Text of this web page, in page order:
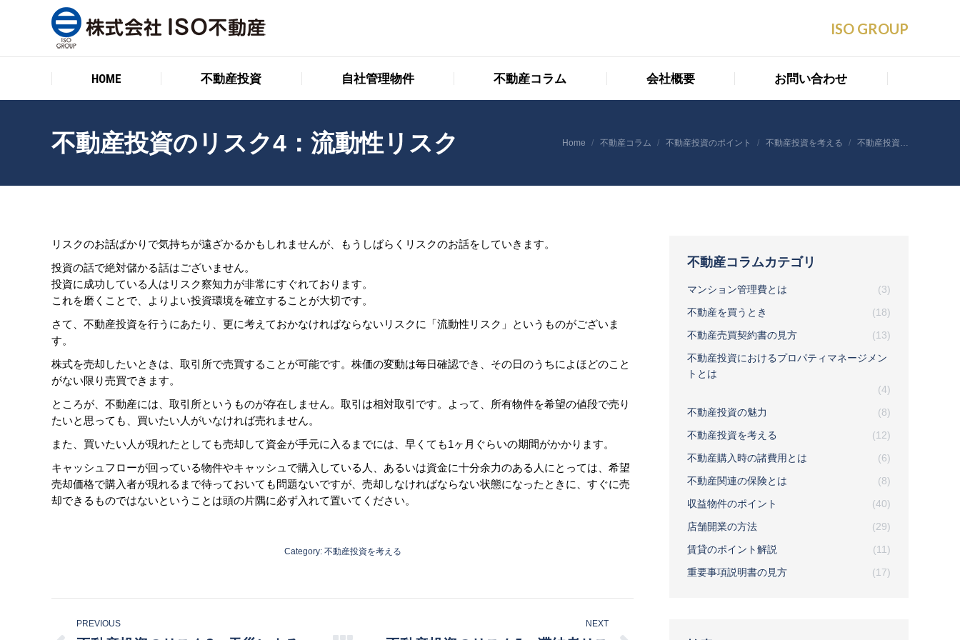
ISO GROUP
HOME 不動産投資 自社管理物件 不動産コラム 会社概要 お問い合わせ
不動産投資のリスク4：流動性リスク You are here:
Home 不動産コラム 不動産投資のポイント 不動産投資を考える 不動産投資…
リスクのお話ばかりで気持ちが遠ざかるかもしれませんが、もうしばらくリスクのお話をしていきます。
投資の話で絶対儲かる話はございません。
投資に成功している人はリスク察知力が非常にすぐれております。
これを磨くことで、よりよい投資環境を確立することが大切です。
さて、不動産投資を行うにあたり、更に考えておかなければならないリスクに「流動性リスク」というものがございま
す。
株式を売却したいときは、取引所で売買することが可能です。株価の変動は毎日確認でき、その日のうちによほどのこと
がない限り売買できます。
ところが、不動産には、取引所というものが存在しません。取引は相対取引です。よって、所有物件を希望の値段で売り
たいと思っても、買いたい人がいなければ売れません。
また、買いたい人が現れたとしても売却して資金が手元に入るまでには、早くても1ヶ月ぐらいの期間がかかります。
キャッシュフローが回っている物件やキャッシュで購入している人、あるいは資金に十分余力のある人にとっては、希望
売却価格で購入者が現れるまで待っておいても問題ないですが、売却しなければならない状態になったときに、すぐに売
却できるものではないということは頭の片隅に必ず入れて置いてください。
Category: 不動産投資を考える
PREVIOUS NEXT
不動産コラムカテゴリ
マンション管理費とは
(3)
不動産を買うとき
(18)
不動産売買契約書の見方
(13)
不動産投資におけるプロパティマネージメン
トとは
(4)
不動産投資の魅力
(8)
不動産投資を考える
(12)
不動産購入時の諸費用とは
(6)
不動産関連の保険とは
(8)
収益物件のポイント
(40)
店舗開業の方法
(29)
賃貸のポイント解説
(11)
重要事項説明書の見方
(17)
HOME 不動産投資 お問い合わせ